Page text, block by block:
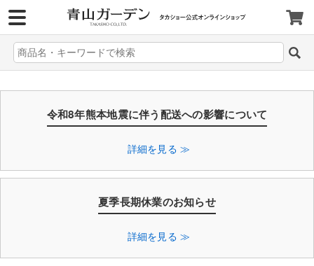
令和8年熊本地震に伴う配送への影響について
詳細を見る ≫
夏季長期休業のお知らせ
詳細を見る ≫